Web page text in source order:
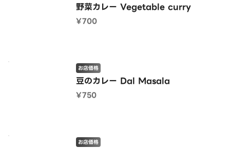
野菜カレー Vegetable curry
¥700
豆のカレー Dal Masala
お店価格
¥750
お店価格